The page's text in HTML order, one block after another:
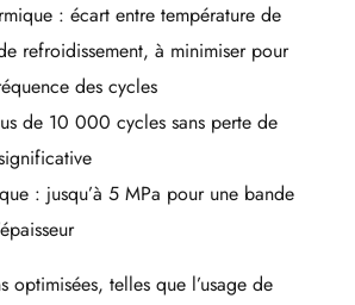
: écart entre température de
refroidissement, à minimiser pour
des cycles
de 10 000 cycles sans perte de
: jusqu’à 5 MPa pour une bande
optimisées, telles que l’usage de